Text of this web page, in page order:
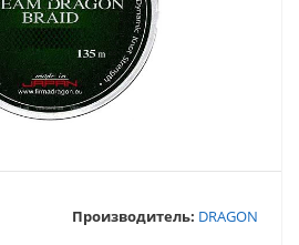
Производитель: DRAGON